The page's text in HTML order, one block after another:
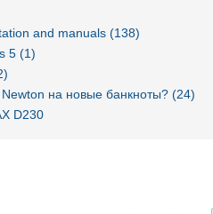
and manuals (138)
5 (1)
на новые банкноты? (24)
D230